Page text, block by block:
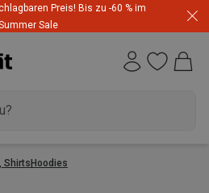
Preis! Bis zu -60 % im
Sale
ShirtsHoodies